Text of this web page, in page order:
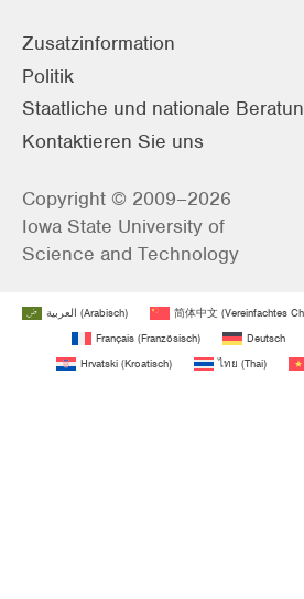
Zusatzinformation
Politik
Staatliche und nationale
Kontaktieren Sie uns
Copyright © 2009–2026
Iowa State University of
Science and Technology
العربية (Arabisch) 简体中文(Vereinfachtes
Français(Französisch) Deutsch
Hrvatski (Kroatisch) ไทย (Thai)